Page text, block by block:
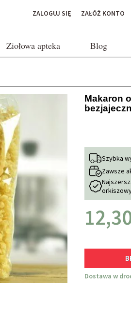
ZALOGUJ SIĘ ZAŁÓŻ KONTO
Ziołowa apteka Blog
Makaron
Szybka
Zawsze
Dostawa w